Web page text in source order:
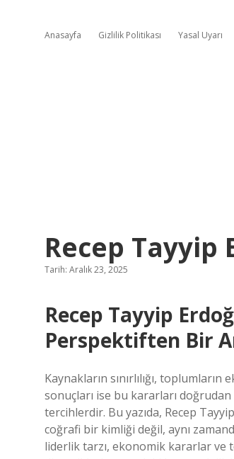
Anasayfa Gizlilik Politikası Yasal Uyarı
Recep
Tarih: Aralık 23, 2025
Recep Tayyip
Perspektiften Bir
Kaynakların sınırlılığı,
sonuçları ise bu kararları
tercihlerdir. Bu yazıda, Recep
coğrafi bir kimliği değil, aynı
liderlik tarzı, ekonomik kararlar